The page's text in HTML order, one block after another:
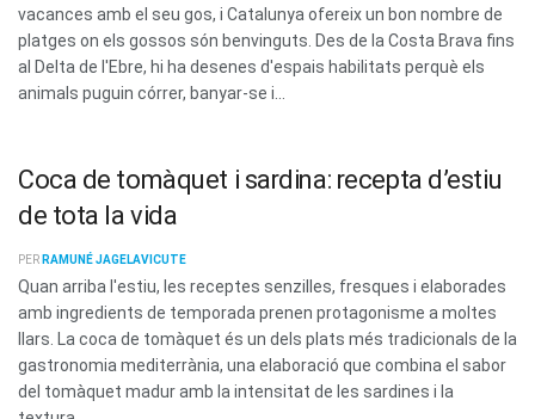
vacances amb el seu gos, i Catalunya ofereix un bon nombre de
platges on els gossos són benvinguts. Des de la Costa Brava fins
al Delta de l'Ebre, hi ha desenes d'espais habilitats perquè els
animals puguin córrer, banyar-se i...
Coca de tomàquet i sardina: recepta d’estiu
de tota la vida
PER RAMUNÉ JAGELAVICUTE
Quan arriba l'estiu, les receptes senzilles, fresques i elaborades
amb ingredients de temporada prenen protagonisme a moltes
llars. La coca de tomàquet és un dels plats més tradicionals de la
gastronomia mediterrània, una elaboració que combina el sabor
del tomàquet madur amb la intensitat de les sardines i la